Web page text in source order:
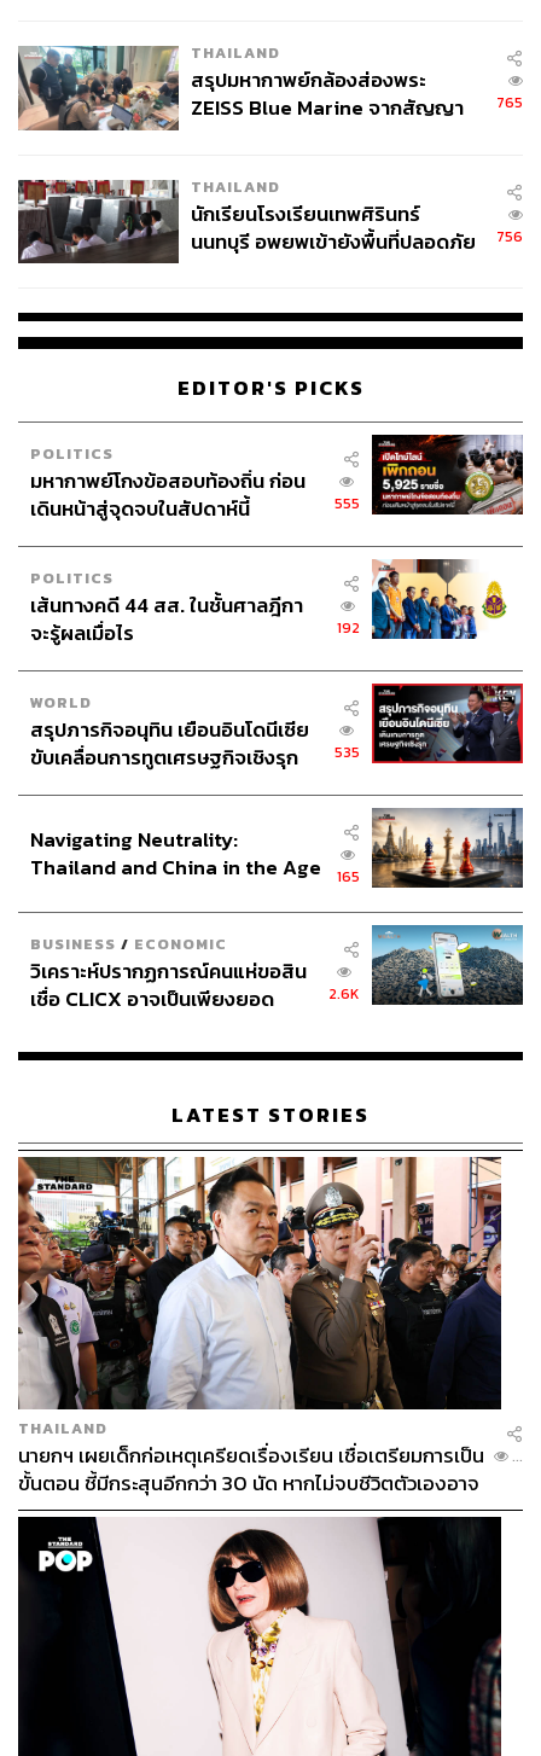
THAILAND
สรุปมหากาพย์กล้องส่องพระ
ZEISS Blue Marine จากสัญญา
จ่ายหนี้-แอบระบุแบรนด์
765
THAILAND
นักเรียนโรงเรียนเทพศิรินทร์
นนทบุรี อพยพเข้ายังพื้นที่ปลอดภัย
756
EDITOR'S PICKS
POLITICS
มหากาพย์โกงข้อสอบท้องถิ่น ก่อน
เดินหน้าสู่จุดจบในสัปดาห์นี้
555
POLITICS
เส้นทางคดี 44 สส. ในชั้นศาลฎีกา
จะรู้ผลเมื่อไร
192
WORLD
สรุปภารกิจอนุทิน เยือนอินโดนีเซีย
ขับเคลื่อนการทูตเศรษฐกิจเชิงรุก
535
Navigating Neutrality:
Thailand and China in the Age
165
BUSINESS / ECONOMIC
วิเคราะห์ปรากฏการณ์คนแห่ขอสิน
เชื่อ CLICX อาจเป็นเพียงยอด
เรือนไทยที่ถูกซุกไว้
2.6K
LATEST STORIES
THAILAND
นายกฯ เผยเด็กก่อเหตุเครียดเรื่องเรียน เชื่อเตรียมการเป็น
ขั้นตอน ชี้มีกระสุนอีกกว่า 30 นัด หากไม่จบชีวิตตัวเองอาจ
สูญเสียเพิ่ม
...